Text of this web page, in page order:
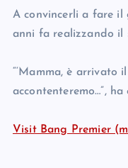
A convincerli a fare il
anni fa realizzando il
“‘Mamma, è
accontenteremo…”, ha
Visit Bang Premier